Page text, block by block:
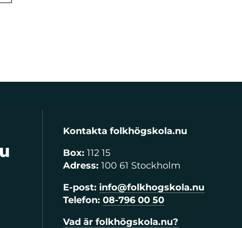
Kontakta folkhögskola.nu
Box:112 15
Adress: 100 61 Stockholm
E-post: info@folkhogskola.nu
Telefon: 08-796 00 50
Vad är folkhögskola.nu?